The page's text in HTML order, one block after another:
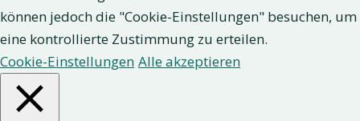
können jedoch die "Cookie-Einstellungen" besuchen, um
eine kontrollierte Zustimmung zu erteilen.
Cookie-Einstellungen Alle akzeptieren